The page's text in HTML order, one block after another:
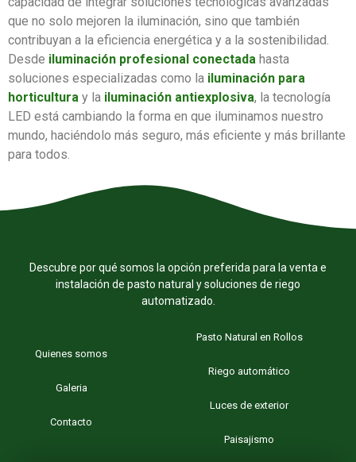
que no solo mejoren la iluminación, sino que también
contribuyan a la eficiencia energética y a la sostenibilidad.
Desde iluminación profesional conectada hasta
soluciones especializadas como la iluminación para
horticultura y la iluminación antiexplosiva, la tecnología
LED está cambiando la forma en que iluminamos nuestro
mundo, haciéndolo más seguro, más eficiente y más brillante
para todos.
Descubre por qué somos la opción preferida para la venta e
instalación de pasto natural y soluciones de riego
automatizado.
Quienes somos
Galeria
Contacto
Pasto Natural en Rollos
Riego automático
Luces de exterior
Paisajismo